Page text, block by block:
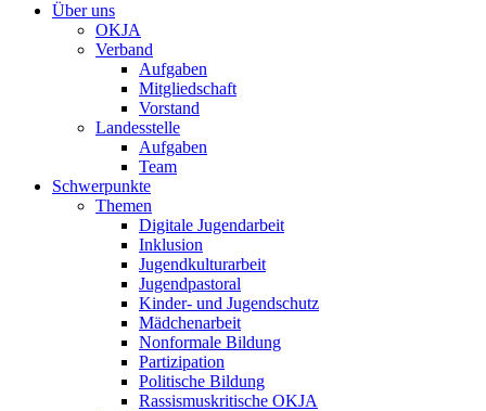
Über uns
OKJA
Verband
Aufgaben
Mitgliedschaft
Vorstand
Landesstelle
Aufgaben
Team
Schwerpunkte
Themen
Digitale Jugendarbeit
Inklusion
Jugendkulturarbeit
Jugendpastoral
Kinder- und Jugendschutz
Mädchenarbeit
Nonformale Bildung
Partizipation
Politische Bildung
Rassismuskritische OKJA